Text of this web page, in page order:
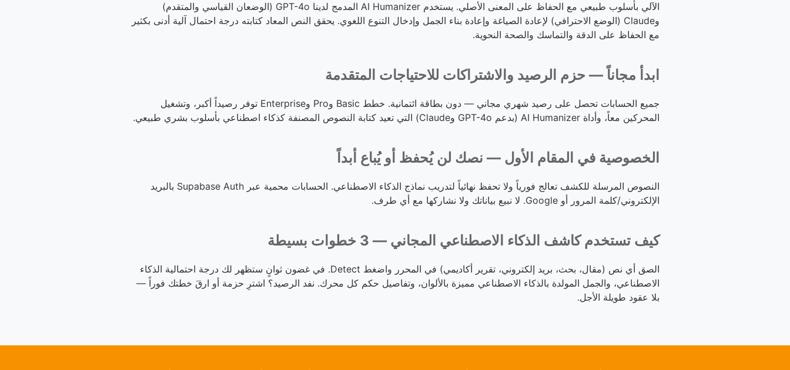
الآلي بأسلوب طبيعي مع الحفاظ على المعنى الأصلي. يستخدم AI Humanizer المدمج لدينا GPT-4o (الوضعان القياسي والمتقدم)
وClaude (الوضع الاحترافي) لإعادة الصياغة وإعادة بناء الجمل وإدخال التنوع اللغوي. يحقق النص المعاد كتابته درجة احتمال آلية أدنى بكثير
مع الحفاظ على الدقة والتماسك والصحة النحوية.
ابدأ مجاناً — حزم الرصيد والاشتراكات للاحتياجات المتقدمة
جميع الحسابات تحصل على رصيد شهري مجاني — دون بطاقة ائتمانية. خطط Basic وPro وEnterprise توفر رصيداً أكبر، وتشغيل
المحركين معاً، وأداة AI Humanizer (بدعم GPT-4o وClaude) التي تعيد كتابة النصوص المصنفة كذكاء اصطناعي بأسلوب بشري طبيعي.
الخصوصية في المقام الأول — نصك لن يُحفظ أو يُباع أبداً
النصوص المرسلة للكشف تعالج فورياً ولا تحفظ نهائياً لتدريب نماذج الذكاء الاصطناعي. الحسابات محمية عبر Supabase Auth بالبريد
الإلكتروني/كلمة المرور أو Google. لا نبيع بياناتك ولا نشاركها مع أي طرف.
كيف تستخدم كاشف الذكاء الاصطناعي المجاني — 3 خطوات بسيطة
الصق أي نص (مقال، بحث، بريد إلكتروني، تقرير أكاديمي) في المحرر واضغط Detect. في غضون ثوانٍ ستظهر لك درجة احتمالية الذكاء
الاصطناعي، والجمل المولدة بالذكاء الاصطناعي مميزة بالألوان، وتفاصيل حكم كل محرك. نفد الرصيد؟ اشترِ حزمة أو ارقَ خطتك فوراً —
بلا عقود طويلة الأجل.